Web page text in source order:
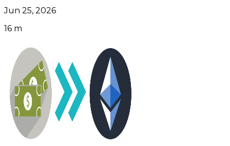
Jun 25, 2026
16 m